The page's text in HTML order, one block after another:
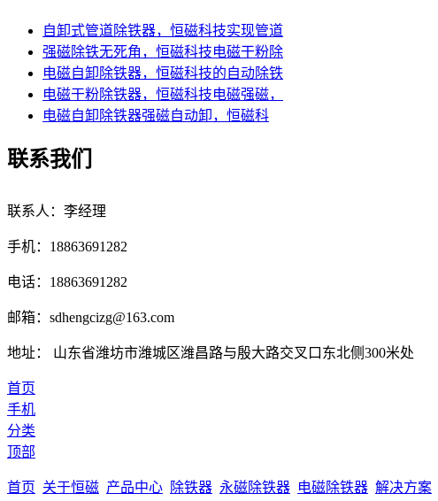
自卸式管道除铁器，恒磁科技实现管道
强磁除铁无死角，恒磁科技电磁干粉除
电磁自卸除铁器，恒磁科技的自动除铁
电磁干粉除铁器，恒磁科技电磁强磁，
电磁自卸除铁器强磁自动卸，恒磁科
联系我们
联系人：李经理
手机：18863691282
电话：18863691282
邮箱：sdhengcizg@163.com
地址： 山东省潍坊市潍城区潍昌路与殷大路交叉口东北侧300米处
首页
手机
分类
顶部
首页 关于恒磁 产品中心 除铁器 永磁除铁器 电磁除铁器 解决方案